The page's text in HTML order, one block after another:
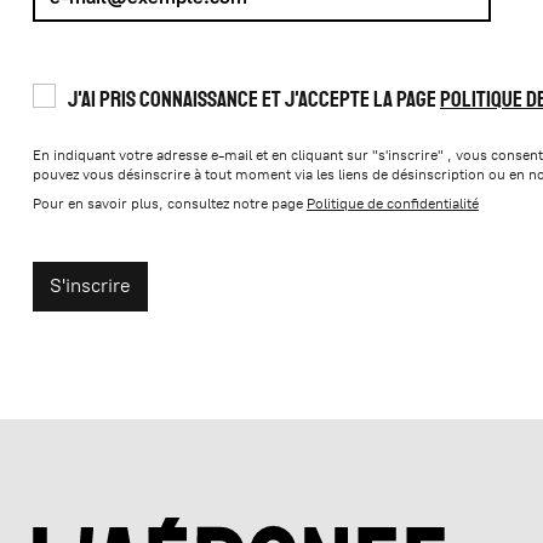
J'ai pris connaissance et j'accepte la page Politique
En indiquant votre adresse e-mail et en cliquant sur "s'inscrire" , vous
pouvez vous désinscrire à tout moment via les liens de désinscription ou en
Pour en savoir plus, consultez notre page Politique de confidentialité